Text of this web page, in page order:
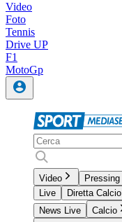
Video
Foto
Tennis
Drive UP
F1
MotoGp
Video Pressing
Live
Diretta Calcio
News Live
Calcio